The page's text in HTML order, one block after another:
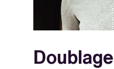
Doublage